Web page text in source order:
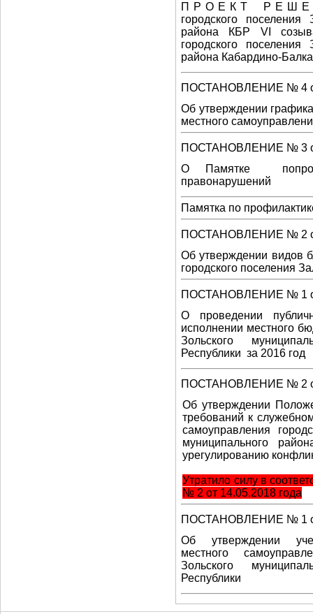
П Р О Е К Т Р Е Ш Е Н
городского поселения
района КБР VI
городского поселения
района Кабардино-
ПОСТАНОВЛЕНИЕ № 4 от
Об утверждении
местного
ПОСТАНОВЛЕНИЕ № 3 от
О Памятке
правонарушений
Памятка по
ПОСТАНОВЛЕНИЕ № 2
Об утверждении видов
городского поселения
ПОСТАНОВЛЕНИЕ № 1
О проведении
исполнении местного
Зольского
Республики за 2016 год
ПОСТАНОВЛЕНИЕ № 2
Об утверждении
требований к
самоуправления
муниципального
урегулированию
Утратило силу в
№ 2 от 14.05.2018 года
ПОСТАНОВЛЕНИЕ № 1
Об утверждении
местного
Зольского
Республики